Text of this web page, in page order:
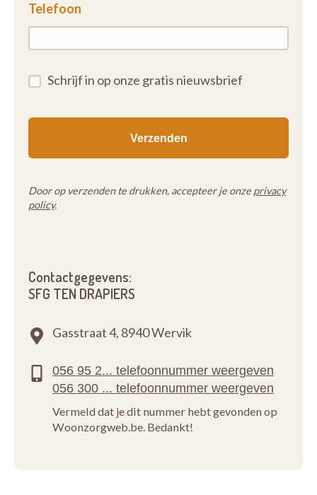
Telefoon
Schrijf in op onze gratis nieuwsbrief
Door op verzenden te drukken, accepteer je onze privacy
policy.
Contactgegevens:
SFG TEN DRAPIERS
Gasstraat 4, 8940 Wervik
Vermeld dat je dit nummer hebt gevonden op
Woonzorgweb.be. Bedankt!